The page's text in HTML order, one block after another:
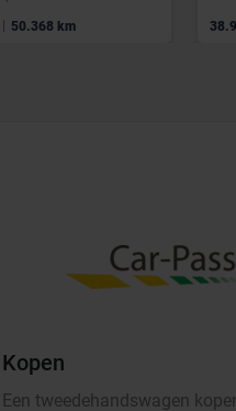
| 50.368 km
Kopen
Een tweedehandswagen